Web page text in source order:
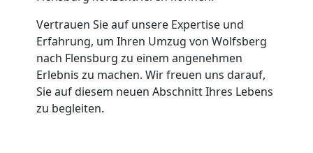
Vertrauen Sie auf unsere Expertise und
Erfahrung, um Ihren Umzug von Wolfsberg
nach Flensburg zu einem angenehmen
Erlebnis zu machen. Wir freuen uns darauf,
Sie auf diesem neuen Abschnitt Ihres Lebens
zu begleiten.
Wolfsberg
Möbeltaxi
Wolfsberg